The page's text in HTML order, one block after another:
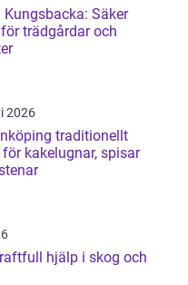
Kungsbacka: Säker
trädgårdar och
2026
traditionellt
kakelugnar, spisar